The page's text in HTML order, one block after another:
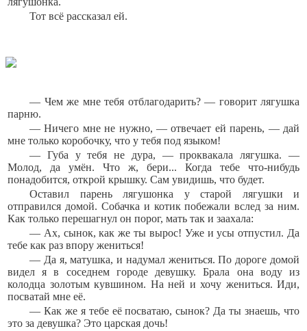
Тот всё рассказал ей.
— Чем же мне тебя отблагодарить? — говорит лягушка
парню.
— Ничего мне не нужно, — отвечает ей парень, — дай
мне только коробочку, что у тебя под языком!
— Губа у тебя не дура, — проквакала лягушка. —
Молод, да умён. Что ж, бери... Когда тебе что-нибудь
понадобится, открой крышку. Сам увидишь, что будет.
Оставил парень лягушонка у старой лягушки и
отправился домой. Собачка и котик побежали вслед за ним.
Как только перешагнул он порог, мать так и заахала:
— Ах, сынок, как же ты вырос! Уже и усы отпустил. Да
тебе как раз впору жениться!
— Да я, матушка, и надумал жениться. По дороге домой
видел я в соседнем городе девушку. Брала она воду из
колодца золотым кувшином. На ней и хочу жениться. Иди,
посватай мне её.
— Как же я тебе её посватаю, сынок? Да ты знаешь, что
это за девушка? Это царская дочь!